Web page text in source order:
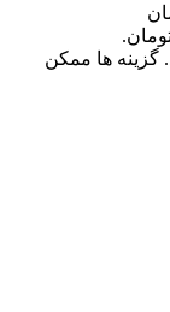
تومان
گزینه ها ممکن